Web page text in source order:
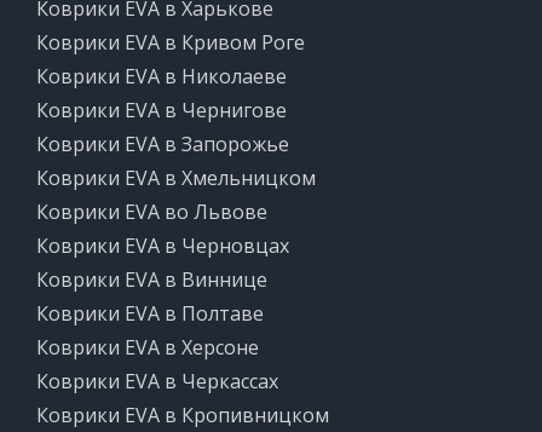
Коврики EVA в Харькове
Коврики EVA в Кривом Роге
Коврики EVA в Николаеве
Коврики EVA в Чернигове
Коврики EVA в Запорожье
Коврики EVA в Хмельницком
Коврики EVA во Львове
Коврики EVA в Черновцах
Коврики EVA в Виннице
Коврики EVA в Полтаве
Коврики EVA в Херсоне
Коврики EVA в Черкассах
Коврики EVA в Кропивницком